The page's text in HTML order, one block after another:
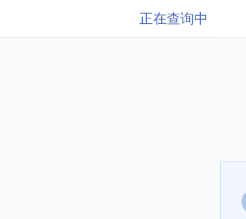
正在查询中